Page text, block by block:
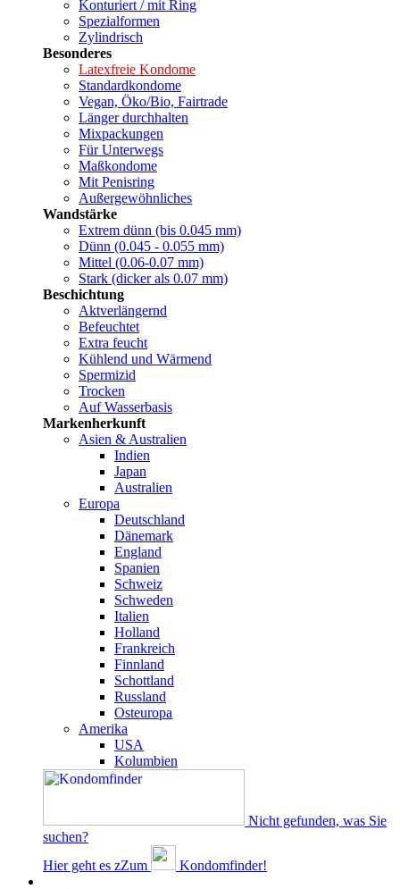
Konturiert / mit Ring
Spezialformen
Zylindrisch
Besonderes
Latexfreie Kondome
Standardkondome
Vegan, Öko/Bio, Fairtrade
Länger durchhalten
Mixpackungen
Für Unterwegs
Maßkondome
Mit Penisring
Außergewöhnliches
Wandstärke
Extrem dünn (bis 0.045 mm)
Dünn (0.045 - 0.055 mm)
Mittel (0.06-0.07 mm)
Stark (dicker als 0.07 mm)
Beschichtung
Aktverlängernd
Befeuchtet
Extra feucht
Kühlend und Wärmend
Spermizid
Trocken
Auf Wasserbasis
Markenherkunft
Asien & Australien
Indien
Japan
Australien
Europa
Deutschland
Dänemark
England
Spanien
Schweiz
Schweden
Italien
Holland
Frankreich
Finnland
Schottland
Russland
Osteuropa
Amerika
USA
Kolumbien
Nicht gefunden, was Sie
suchen?
Hier geht es zZum
Kondomfinder!